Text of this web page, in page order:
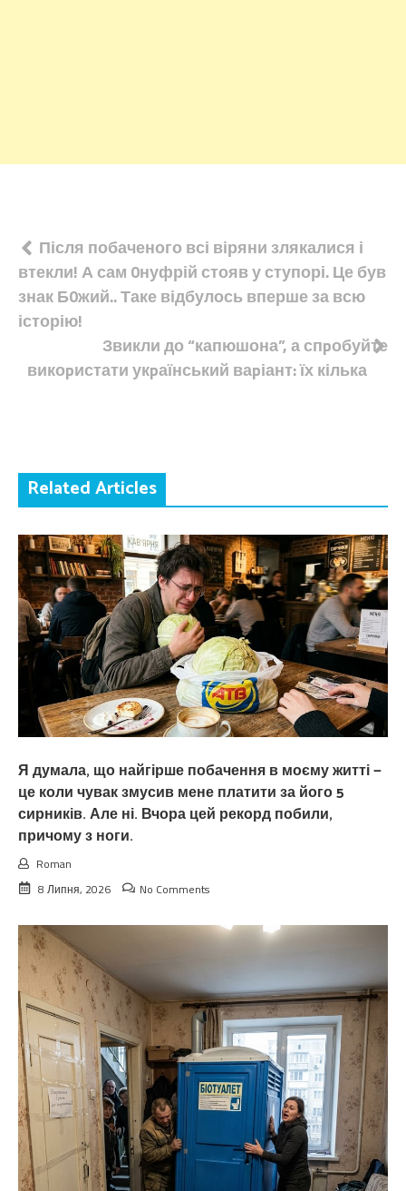
Навігація
записів
Після побаченого всі віряни злякалися і
втекли! А сам 0нуфрій стояв у ступорі. Це був
знак Б0жий.. Таке відбулось вперше за всю
історію!
Звикли до “капюшона”, а спpобуйте
викоpистати укpаїнський ваpіант: їх кілька
Related Articles
Я думала, що найгірше побачення в моєму житті —
це коли чувак змусив мене платити за його 5
сирників. Але ні. Вчора цей рекорд побили,
причому з ноги.
Roman
8 Липня, 2026
No Comments